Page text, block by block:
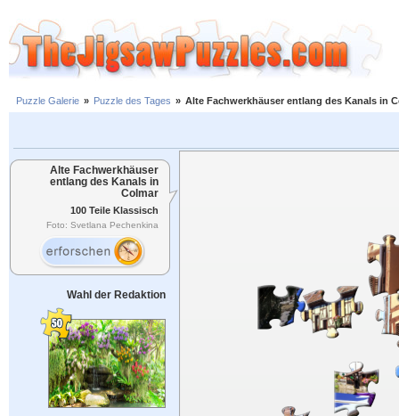
Puzzle Galerie » Puzzle des Tages » Alte Fachwerkhäuser entlang des Kanals in
Alte Fachwerkhäuser
entlang des Kanals in
Colmar
100 Teile Klassisch
Foto: Svetlana Pechenkina
Wahl der Redaktion